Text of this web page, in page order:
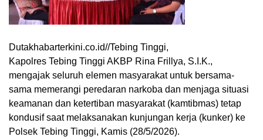
Dutakhabarterkini.co.id//Tebing Tinggi,
Kapolres Tebing Tinggi AKBP Rina Frillya, S.I.K.,
mengajak seluruh elemen masyarakat untuk bersama-
sama memerangi peredaran narkoba dan menjaga situasi
keamanan dan ketertiban masyarakat (kamtibmas) tetap
kondusif saat melaksanakan kunjungan kerja (kunker) ke
Polsek Tebing Tinggi, Kamis (28/5/2026).